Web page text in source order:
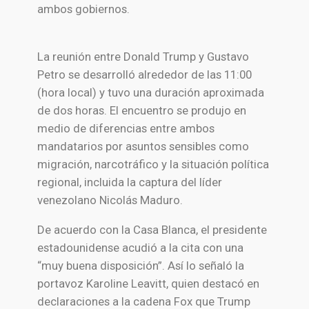
ambos gobiernos.
La reunión entre Donald Trump y Gustavo
Petro se desarrolló alrededor de las 11:00
(hora local) y tuvo una duración aproximada
de dos horas. El encuentro se produjo en
medio de diferencias entre ambos
mandatarios por asuntos sensibles como
migración, narcotráfico y la situación política
regional, incluida la captura del líder
venezolano Nicolás Maduro.
De acuerdo con la Casa Blanca, el presidente
estadounidense acudió a la cita con una
“muy buena disposición”. Así lo señaló la
portavoz Karoline Leavitt, quien destacó en
declaraciones a la cadena Fox que Trump